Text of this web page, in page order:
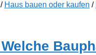
/ Haus bauen oder kaufen /